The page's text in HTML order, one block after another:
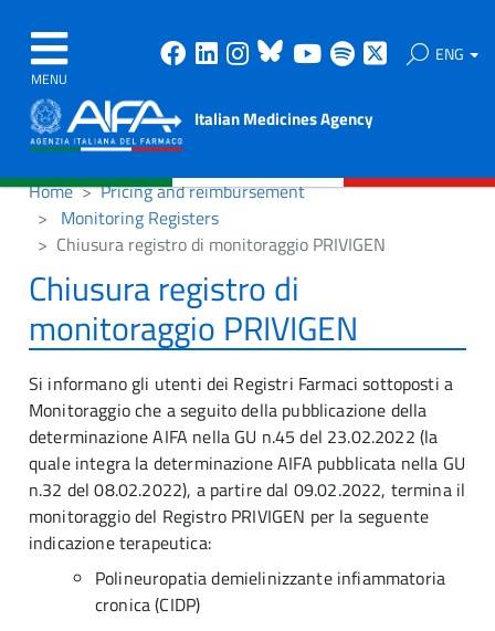
MENU
Facebook
Linkedin
Instagram
Bluesky
Youtube
Spotify ENG
Italian Medicines Agency
Home
Pricing and reimbursement
Monitoring Registers
Chiusura registro di monitoraggio PRIVIGEN
Chiusura registro di
monitoraggio PRIVIGEN
Si informano gli utenti dei Registri Farmaci sottoposti a
Monitoraggio che a seguito della pubblicazione della
determinazione AIFA nella GU n.45 del 23.02.2022 (la
quale integra la determinazione AIFA pubblicata nella GU
n.32 del 08.02.2022), a partire dal 09.02.2022, termina il
monitoraggio del Registro PRIVIGEN per la seguente
indicazione terapeutica:
Polineuropatia demielinizzante infiammatoria
cronica (CIDP)